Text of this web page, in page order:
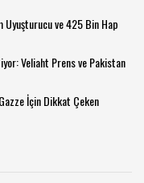
ve 425 Bin Hap
Veliaht Prens ve Pakistan
İçin Dikkat Çeken